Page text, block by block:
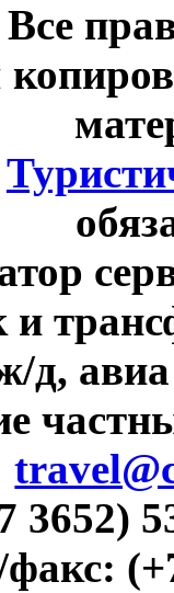
и
д,
3652)